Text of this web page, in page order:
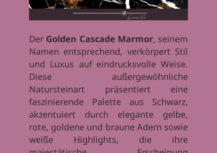
Der Golden Cascade Marmor, seinem
Namen entsprechend, verkörpert Stil
und Luxus auf eindrucksvolle Weise.
Diese außergewöhnliche
Natursteinart präsentiert eine
faszinierende Palette aus Schwarz,
akzentuiert durch elegante gelbe,
rote, goldene und braune Adern sowie
weiße Highlights, die ihre